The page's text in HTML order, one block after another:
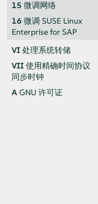
15 微调网络
16 微调 SUSE Linux
Enterprise for SAP
VI处理系统转储
VII使用精确时间协议
同步时钟
AGNU 许可证